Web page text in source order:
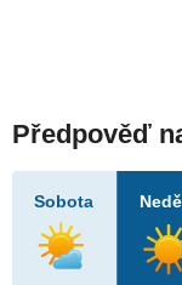
Předpověď
Sobota